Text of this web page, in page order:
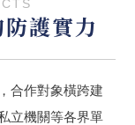
護實力
合作對象橫跨建
立機關等各界單